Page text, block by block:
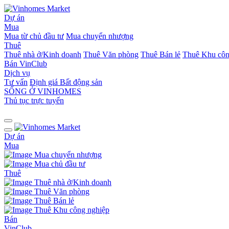
Dự án
Mua
Mua từ chủ đầu tư Mua chuyển nhượng
Thuê
Thuê nhà ở/Kinh doanh Thuê Văn phòng Thuê Bán lẻ Thuê Khu
Bán VinClub
Dịch vụ
Tư vấn Định giá Bất động sản
SỐNG Ở VINHOMES
Thủ tục trực tuyến
Dự án
Mua
Mua chuyển nhượng
Mua chủ đầu tư
Thuê
Thuê nhà ở/Kinh doanh
Thuê Văn phòng
Thuê Bán lẻ
Thuê Khu công nghiệp
Bán